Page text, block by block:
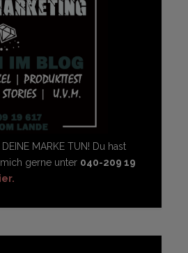
MARKE TUN! Du hast
gerne unter 040-209 19